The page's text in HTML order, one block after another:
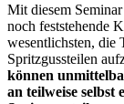
Mit diesem
noch feststehende
wesentlichsten, die
Spritzgussteilen
können
an teilweise